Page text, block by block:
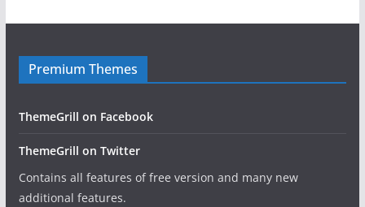
Premium Themes
ThemeGrill on Facebook
ThemeGrill on Twitter
Contains all features of free version and many new
additional features.